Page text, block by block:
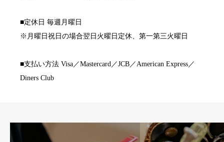
■定休日 毎週月曜日
※月曜日祝日の場合翌日火曜日定休、第一第三火曜日
■支払い方法 Visa／Mastercard／JCB／American Express／
Diners Club